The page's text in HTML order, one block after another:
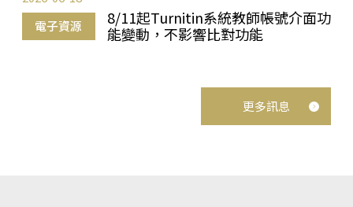
電子資源
8/11起Turnitin系統教師帳號介面功
能變動，不影響比對功能
更多訊息